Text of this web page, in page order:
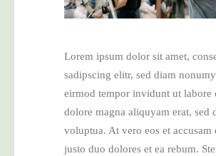
Lorem ipsum dolor sit amet,
sadipscing elitr, sed diam nonumy
eirmod tempor invidunt ut labore
dolore magna aliquyam erat, sed
voluptua. At vero eos et accusam
justo duo dolores et ea rebum.